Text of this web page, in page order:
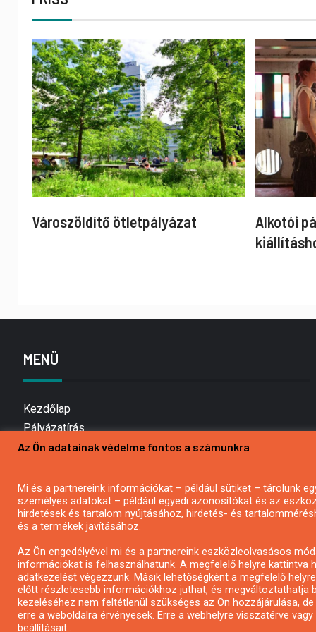
Városzöldítő ötletpályázat
Alkotói
MENÜ
Kezdőlap
Pályázatírás
Bemutatkozás
Hírlevél feliratkozás
Impresszum
Kapcsolat
Az Ön adatainak védelme fontos a számunkra
Mi és a partnereink információkat – például sütiket – tárolunk
személyes adatokat – például egyedi azonosítókat és az
hirdetések és tartalom nyújtásához, hirdetés- és
és a termékek javításához.
Az Ön engedélyével mi és a partnereink eszközleolvasásos
információkat is felhasználhatunk. A megfelelő helyre
adatkezelést végezzünk. Másik lehetőségként a megfelelő
előtt részletesebb információkhoz juthat, és megváltoztathatja
kezeléséhez nem feltétlenül szükséges az Ön hozzájárulása,
erre a weboldalra érvényesek. Erre a webhelyre visszatérve
beállításait..